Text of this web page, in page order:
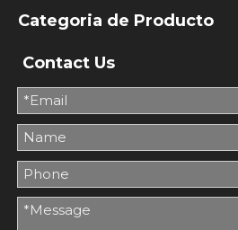
Categoria de Producto
Contact Us